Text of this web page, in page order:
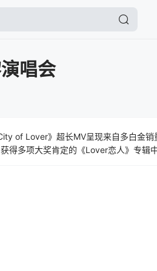
唱会
of Lover》超长MV呈现来自多白金
得多项大奖肯定的《Lover恋人》专辑
殊时期，该视频将成为泰勒今年公开的